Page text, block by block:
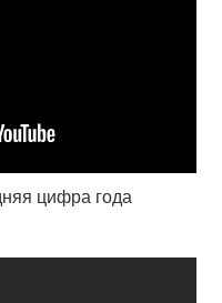
цифра года